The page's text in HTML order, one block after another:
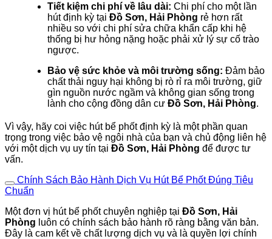
Tiết kiệm chi phí về lâu dài: Chi phí cho một lần
hút định kỳ tại Đồ Sơn, Hải Phòng rẻ hơn rất
nhiều so với chi phí sửa chữa khẩn cấp khi hệ
thống bị hư hỏng nặng hoặc phải xử lý sự cố trào
ngược.
Bảo vệ sức khỏe và môi trường sống: Đảm bảo
chất thải nguy hại không bị rò rỉ ra môi trường, giữ
gìn nguồn nước ngầm và không gian sống trong
lành cho cộng đồng dân cư Đồ Sơn, Hải Phòng.
Vì vậy, hãy coi việc hút bể phốt định kỳ là một phần quan
trọng trong việc bảo vệ ngôi nhà của bạn và chủ động liên hệ
với một dịch vụ uy tín tại Đồ Sơn, Hải Phòng để được tư
vấn.
Chính Sách Bảo Hành Dịch Vụ Hút Bể Phốt Đúng Tiêu
Chuẩn
Một đơn vị hút bể phốt chuyên nghiệp tại Đồ Sơn, Hải
Phòng luôn có chính sách bảo hành rõ ràng bằng văn bản.
Đây là cam kết về chất lượng dịch vụ và là quyền lợi chính